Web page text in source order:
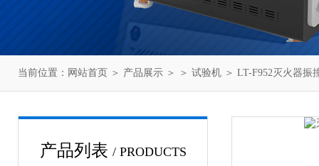
当前位置： 网站首页 ＞ 产品展示 ＞ ＞ 试验机 ＞ LT-F952灭火器振
产品列表 / PRODUCTS